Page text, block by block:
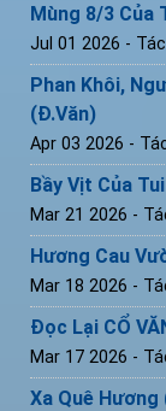
Mùng 8/3 Của
Jul 01 2026 -
Phan Khôi,
(Đ.Văn)
Apr 03 2026 -
Bầy Vịt Của
Mar 21 2026 -
Hương Cau
Mar 18 2026 -
Đọc Lại CỔ
Mar 17 2026 -
Xa Quê Hương